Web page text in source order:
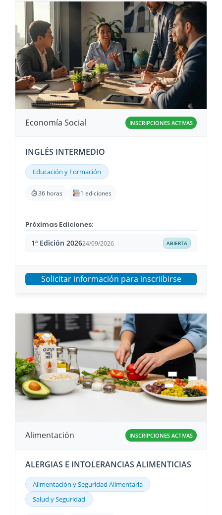
Economía Social INSCRIPCIONES ACTIVAS
INGLÉS INTERMEDIO
Educación y Formación
36 horas 1 ediciones
Próximas Ediciones:
1ª Edición 202624/09/2026 ABIERTA
Solicitar información para inscriibirse
Alimentación INSCRIPCIONES ACTIVAS
ALERGIAS E INTOLERANCIAS ALIMENTICIAS
Alimentación y Seguridad Alimentaria
Salud y Seguridad